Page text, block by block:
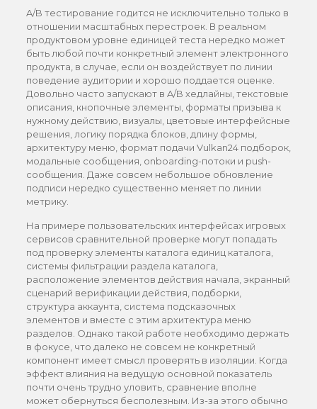
A/B тестирование годится не исключительно только в
отношении масштабных перестроек. В реальном
продуктовом уровне единицей теста нередко может
быть любой почти конкретный элемент электронного
продукта, в случае, если он воздействует по линии
поведение аудитории и хорошо поддается оценке.
Довольно часто запускают в A/B хедлайны, текстовые
описания, кнопочные элементы, форматы призыва к
нужному действию, визуалы, цветовые интерфейсные
решения, логику порядка блоков, длину формы,
архитектуру меню, формат подачи Vulkan24 подборок,
модальные сообщения, onboarding-потоки и push-
сообщения. Даже совсем небольшое обновление
подписи нередко существенно меняет по линии
метрику.
На примере пользовательских интерфейсах игровых
сервисов сравнительной проверке могут попадать
под проверку элементы каталога единиц каталога,
системы фильтрации раздела каталога,
расположение элементов действия начала, экранный
сценарий верификации действия, подборки,
структура аккаунта, система подсказочных
элементов и вместе с этим архитектура меню
разделов. Однако такой работе необходимо держать
в фокусе, что далеко не совсем не конкретный
компонент имеет смысл проверять в изоляции. Когда
эффект влияния на ведущую основной показатель
почти очень трудно уловить, сравнение вполне
может обернуться бесполезным. Из-за этого обычно